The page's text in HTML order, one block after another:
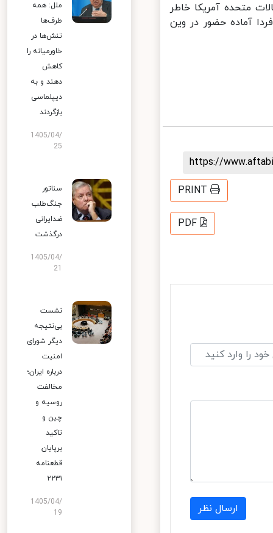
متحده آمریکا خاطر
آماده حضور در وین
https://
PRINT
PDF
ارسال نظر
ملل: همه
طرف‌ها
تنش‌ها در
خاورمیانه را
کاهش
دهند و به
دیپلماسی
بازگردند
1405/04/
25
سناتور
جنگ‌طلب
ضدایرانی
درگذشت
1405/04/
نشست
بی‌نتیجه
دیگر شورای
امنیت
درباره ایران؛
مخالفت
روسیه و
چین و
تاکید
برپایان
قطعنامه
۲۲۳۱
1405/04/
19